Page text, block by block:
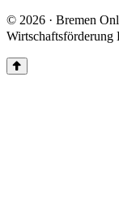
© 2026 · Bremen
Wirtschaftsförderung